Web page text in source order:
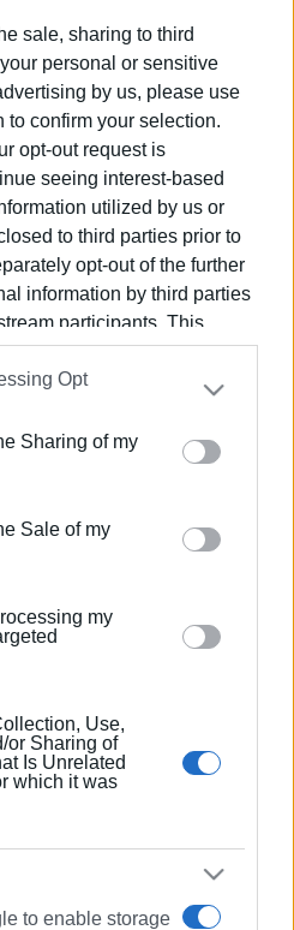
sale, sharing to third
personal or sensitive
by us, please use
to confirm your selection.
opt-out request is
seeing interest-based
utilized by us or
to third parties prior to
opt-out of the further
information by third parties
participants. This
by us to third parties
Participants
that may
third parties.
app uses one or more
gather and store information
to grant or deny consent to
tags to use your data for
Opt
Sharing of my
Sale of my
my
Use,
or Sharing of
Is Unrelated
which it was
to enable storage
πολύ σύντομο χρονικό
να φτιάξουν τις
διαστάσεις, να
να το προγραμματίσουν και
και συνεργασία να φτάσουν
προγραμματισμό με την
με τους Avengers ανάμεσα
11άδα οι roboheroes και 14
Σπύρος, Σοφρωνία
που έδωσαν, τους γονείς
όποια δυσκολία
Ενημέρωση από το
και το